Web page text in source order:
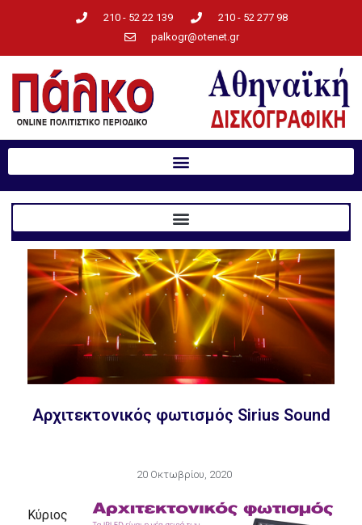
210 - 52 22 139
210 - 52 277 98
palkogr@otenet.gr
Aρχιτεκτονικός φωτισμός Sirius Sound
20 Οκτωβρίου, 2020
Κύριος